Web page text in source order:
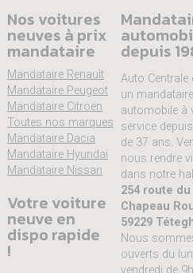
Nos voitures
neuves à prix
mandataire
Mandataire Renault
Mandataire Peugeot
Mandataire Citroën
Toutes nos marques
Mandataire Dacia
Mandataire Hyundai
Mandataire Nissan
Votre voiture
neuve en
dispo rapide
!
depuis
Auto Centrale
un mandataire
automobile à
service
de 37 ans.
nous rendre
dans notre
254 route du
Chapeau
59229
Nous
ouverts du
vendredi de